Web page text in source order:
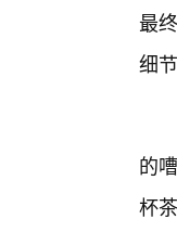
最
细
的
杯